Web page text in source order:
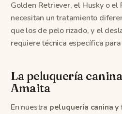
Golden Retriever, el Husky o el
necesitan un tratamiento
que los de pelo rizado, y el
requiere técnica específica
La peluquería
Amaita
En nuestra peluquería canina y